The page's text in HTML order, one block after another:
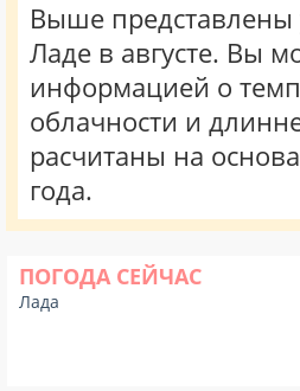
Выше представлены
Ладе в августе. Вы
информацией о
облачности и
расчитаны на
года.
ПОГОДА СЕЙЧАС
Лада